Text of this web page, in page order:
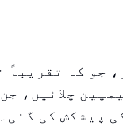
چلائیں،
پیشکش کی